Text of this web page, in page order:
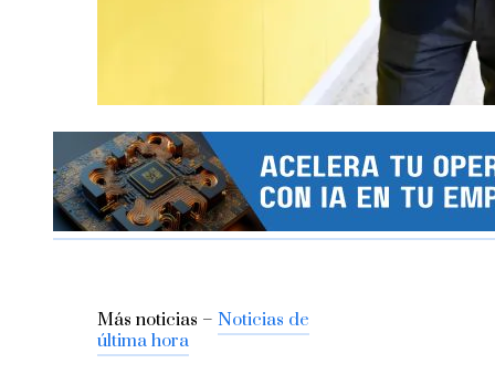
Más noticias – Noticias de
última hora